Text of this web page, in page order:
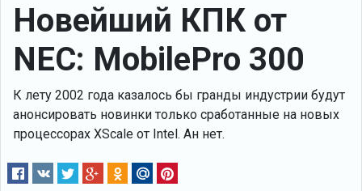
Новейший КПК от
NEC: MobilePro 300
К лету 2002 года казалось бы гранды индустрии будут
анонсировать новинки только сработанные на новых
процессорах XScale от Intel. Ан нет.